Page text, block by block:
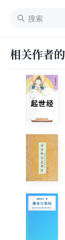
相关作者